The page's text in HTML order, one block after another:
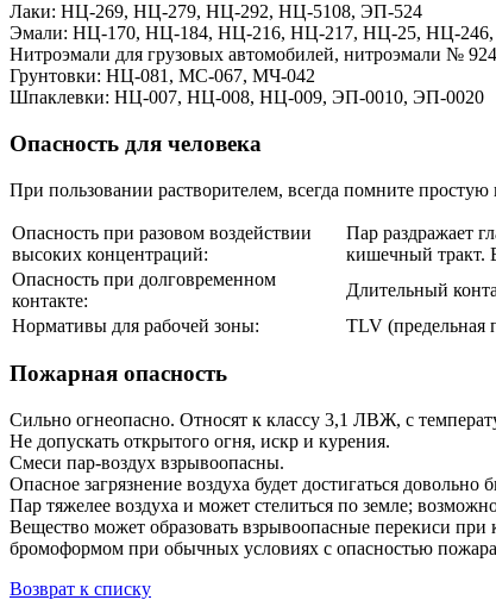
Лаки: НЦ-269, НЦ-279, НЦ-292, НЦ-5108, ЭП-524
Эмали: НЦ-170, НЦ-184, НЦ-216, НЦ-217, НЦ-25, НЦ-
Нитроэмали для грузовых автомобилей, нитроэмали №
Грунтовки: НЦ-081, МС-067, МЧ-042
Шпаклевки: НЦ-007, НЦ-008, НЦ-009, ЭП-0010, ЭП-0020
Опасность для человека
При пользовании растворителем, всегда помните
Опасность при разовом воздействии
высоких концентраций:
Пар раздражает
кишечный тракт.
Опасность при долговременном
контакте:
Длительный
Нормативы для рабочей зоны:
TLV (предельная
Пожарная опасность
Сильно огнеопасно. Относят к классу 3,1 ЛВЖ, с
Не допускать открытого огня, искр и курения.
Смеси пар-воздух взрывоопасны.
Опасное загрязнение воздуха будет достигаться
Пар тяжелее воздуха и может стелиться по земле;
Вещество может образовать взрывоопасные перекиси при
бромоформом при обычных условиях с опасностью
Возврат к списку